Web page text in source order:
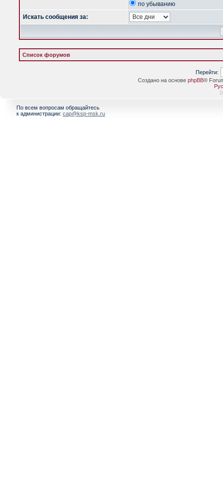
по убыванию
Искать сообщения за:
Список форумов
Перейти:
Создано на основе phpBB®
[
По всем вопросам обращайтесь
к администрации: cap@ksp-msk.ru